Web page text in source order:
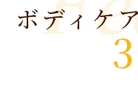
ボディケ
3